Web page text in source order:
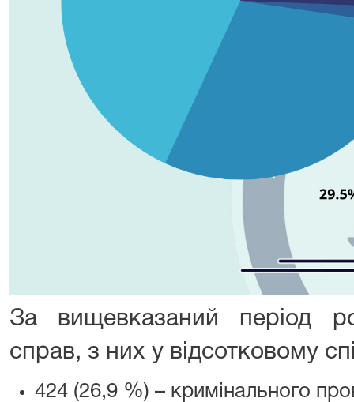
За вищевказаний період
справ, з них у відсотковому
424 (26,9 %) – кримінального